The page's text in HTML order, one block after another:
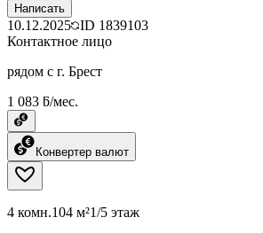
Написать
10.12.2025 ID 1839103
Контактное лицо
рядом с г. Брест
1 083 ƃ/мес.
Конвертер валют
4 комн.104 м²1/5 этаж